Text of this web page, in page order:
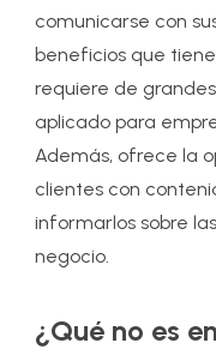
comunicarse con
beneficios que
requiere de
aplicado para
Además, ofrece la
clientes con
informarlos sobre
negocio.
¿Qué no es